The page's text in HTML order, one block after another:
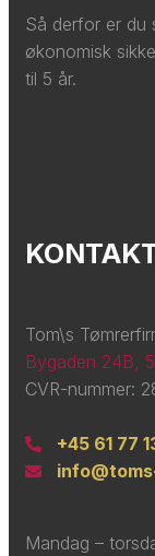
Så derfor er du
økonomisk
til 5 år.
Tom\s
Bygaden 24B,
CVR-nummer:
+45 61 77
Mandag –